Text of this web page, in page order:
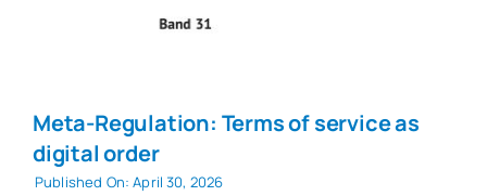
Meta-Regulation: Terms of service as
digital order
Published On: April 30, 2026